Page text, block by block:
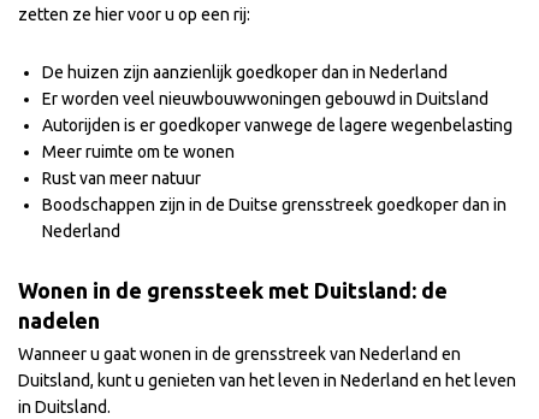
zetten ze hier voor u op een rij:
De huizen zijn aanzienlijk goedkoper dan in Nederland
Er worden veel nieuwbouwwoningen gebouwd in Duitsland
Autorijden is er goedkoper vanwege de lagere wegenbelasting
Meer ruimte om te wonen
Rust van meer natuur
Boodschappen zijn in de Duitse grensstreek goedkoper dan in
Nederland
Wonen in de grenssteek met Duitsland: de
nadelen
Wanneer u gaat wonen in de grensstreek van Nederland en
Duitsland, kunt u genieten van het leven in Nederland en het leven
in Duitsland.